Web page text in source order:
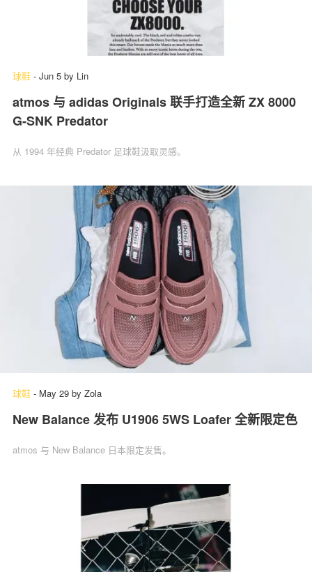
球鞋 - Jun 5 by Lin
atmos 与 adidas Originals 联手打造全新 ZX 8000
G-SNK Predator
从 1994 年经典 Predator 足球鞋汲取灵感。
球鞋 - May 29 by Zola
New Balance 发布 U1906 5WS Loafer 全新限定色
atmos 与 New Balance 日本限定发售。